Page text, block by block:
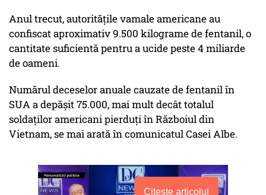
Anul trecut, autoritățile vamale americane au
confiscat aproximativ 9.500 kilograme de fentanil, o
cantitate suficientă pentru a ucide peste 4 miliarde
de oameni.
Numărul deceselor anuale cauzate de fentanil în
SUA a depășit 75.000, mai mult decât totalul
soldaților americani pierduți în Războiul din
Vietnam, se mai arată în comunicatul Casei Albe.
Citește articolul